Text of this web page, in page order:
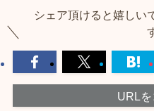
シェア頂けると嬉しい
URL